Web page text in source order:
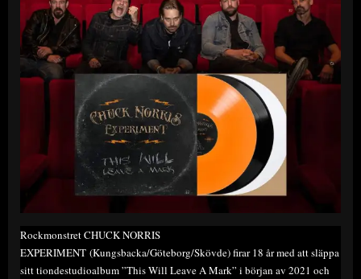
Rockmonstret CHUCK NORRIS
EXPERIMENT (Kungsbacka/Göteborg/Skövde) firar 18 år med att släppa
sitt tiondestudioalbum ”This Will Leave A Mark” i början av 2021 och